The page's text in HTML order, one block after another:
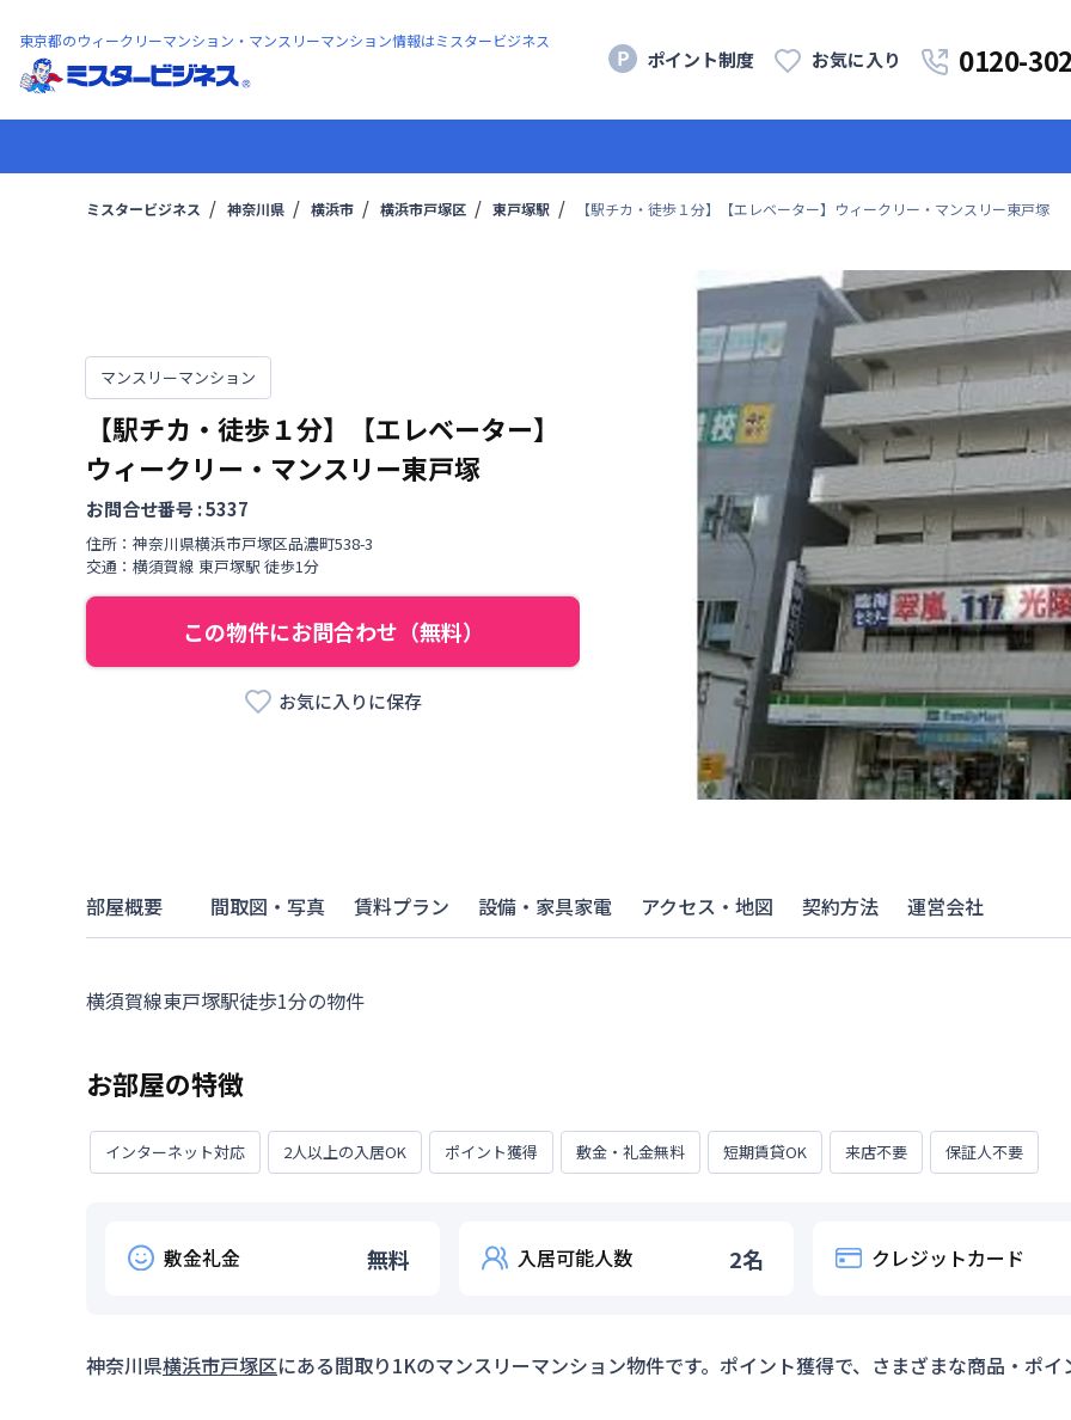
東京都のウィークリーマンション・マンスリーマンション情報はミスタービジネス
ポイント制度 お気に入り 0120-
ミスタービジネス 神奈川県 横浜市 横浜市戸塚区 東戸塚駅 【駅チカ・徒歩１分】【エレベーター】ウィークリー・マンスリー東戸塚
マンスリーマンション
【駅チカ・徒歩１分】【エレベーター】
ウィークリー・マンスリー東戸塚
お問合せ番号 :5337
住所： 神奈川県横浜市戸塚区品濃町538-3
交通： 横須賀線 東戸塚駅 徒歩1分
この物件にお問合わせ（無料）
お気に入りに保存
部屋概要 間取図・写真 賃料プラン 設備・家具家電 アクセス・地図 契約方法 運営会社
横須賀線東戸塚駅徒歩1分の物件
お部屋の特徴
インターネット対応 2人以上の入居OK ポイント獲得 敷金・礼金無料 短期賃貸OK 来店不要 保証人不要
敷金礼金 無料 入居可能人数 2名 クレジットカード
神奈川県横浜市戸塚区にある間取り1Kのマンスリーマンション物件です。ポイント獲得で、さまざまな商品・ポ